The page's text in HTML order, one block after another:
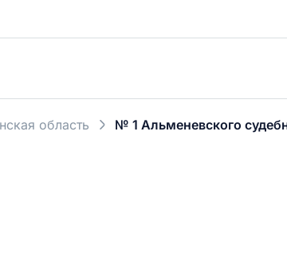
область № 1 Альменевского